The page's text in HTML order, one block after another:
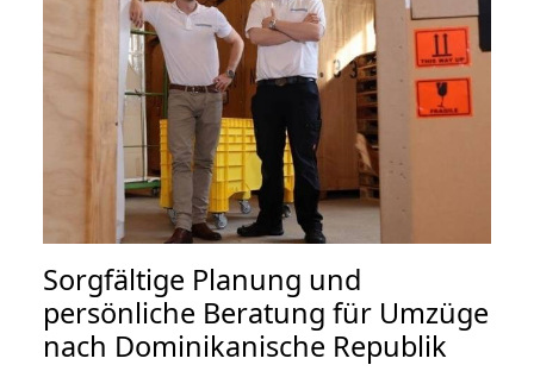
Sorgfältige Planung und
persönliche Beratung für Umzüge
nach Dominikanische Republik